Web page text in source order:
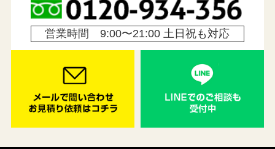
営業時間 9:00〜21:00 土日祝も対応